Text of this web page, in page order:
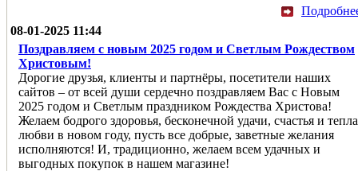
08-01-2025 11:44
Поздравляем с новым 2025 годом и Светлым Рождеством
Христовым!
Дорогие друзья, клиенты и партнёры, посетители наших
сайтов – от всей души сердечно поздравляем Вас с Новым
2025 годом и Светлым праздником Рождества Христова!
Желаем бодрого здоровья, бесконечной удачи, счастья и тепла
любви в новом году, пусть все добрые, заветные желания
исполняются! И, традиционно, желаем всем удачных и
выгодных покупок в нашем магазине!